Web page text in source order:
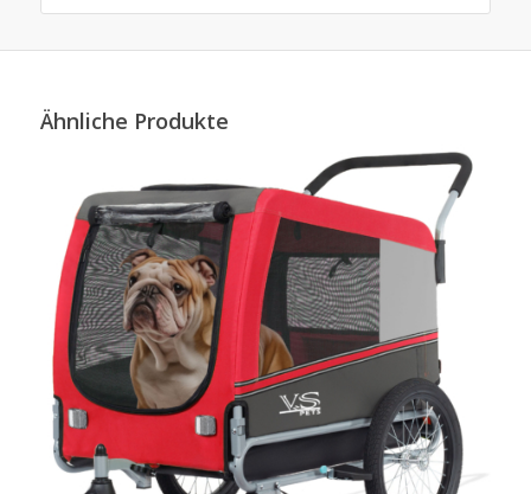
Ähnliche Produkte